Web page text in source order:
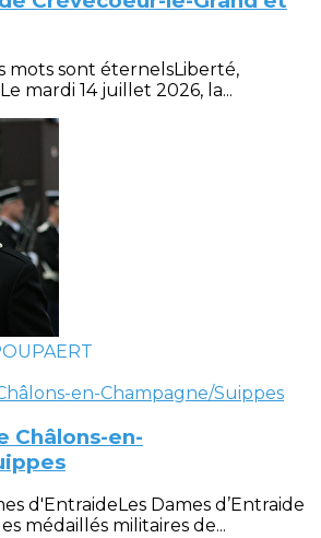
mots sont éternelsLiberté,
mardi 14 juillet 2026, la...
Châlons-en-
d'EntraideLes Dames d’Entraide
médaillés militaires de...